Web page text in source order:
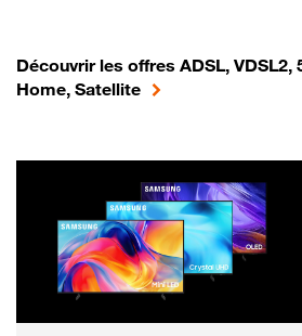
Découvrir les offres ADSL, VDSL2,
Home, Satellite